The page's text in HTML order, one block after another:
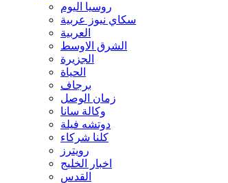
روسیا الیوم
سكاي نيوز عربية
العربية
الشرق الاوسط
الجزيرة
الحیاة
برجاف
زمان الوصل
وکالة سانا
دوتشه فیلة
کلنا شرکاء
رويترز
اخبار الخلیج
القدس